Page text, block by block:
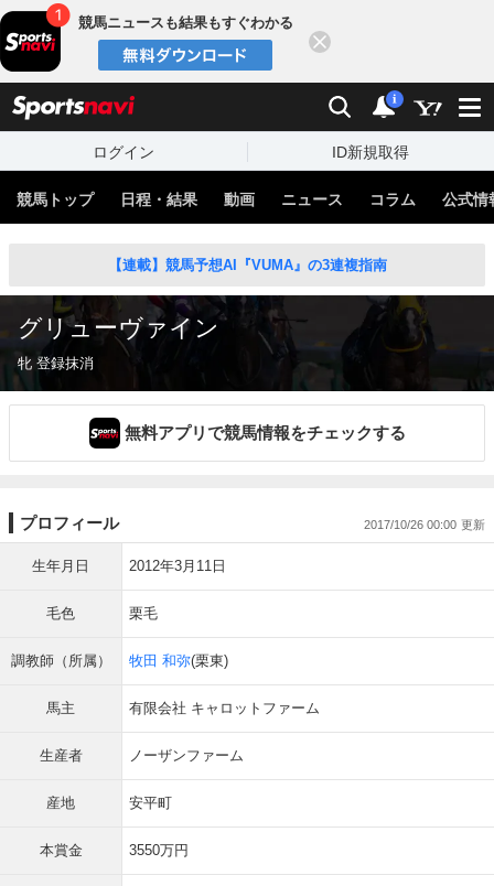
競馬ニュースも結果もすぐわかる
検索 通知
i
ログイン ID新規取得
競馬トップ 日程・結果 動画 ニュース コラム 公式情
【連載】競馬予想AI『VUMA』の3連複指南
グリューヴァイン
牝 登録抹消
無料アプリで競馬情報をチェックする
プロフィール 2017/10/26 00:00
生年月日 2012年3月11日
毛色 栗毛
調教師（所属） 牧田 和弥(栗東)
馬主 有限会社 キャロットファーム
生産者 ノーザンファーム
産地 安平町
本賞金 3550万円